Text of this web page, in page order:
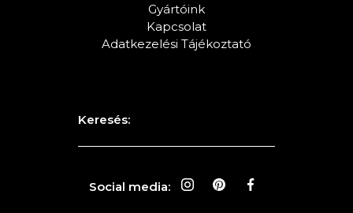
Gyártóink
Kapcsolat
Adatkezelési Tájékoztató
Keresés:
Social media: